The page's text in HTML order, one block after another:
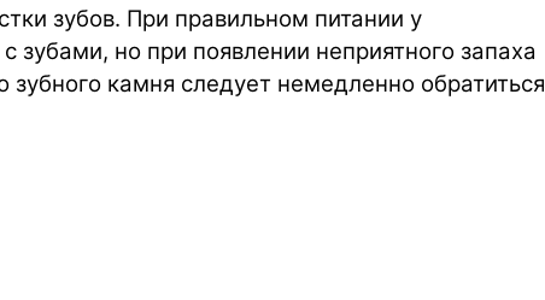
зубов. При правильном питании у
зубами, но при появлении неприятного запаха
зубного камня следует немедленно обратиться